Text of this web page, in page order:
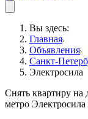
Вы здесь:
Главная
Объявления
Санкт-
Электросила
Снять квартиру на
метро Электросила